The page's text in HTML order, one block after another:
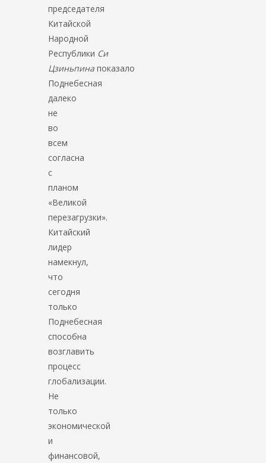
председателя
Китайской
Народной
Республики Си
Цзиньпина показало
Поднебесная
далеко
не
во
всем
согласна
с
планом
«Великой
перезагрузки».
Китайский
лидер
намекнул,
что
сегодня
только
Поднебесная
способна
возглавить
процесс
глобализации.
Не
только
экономической
и
финансовой,